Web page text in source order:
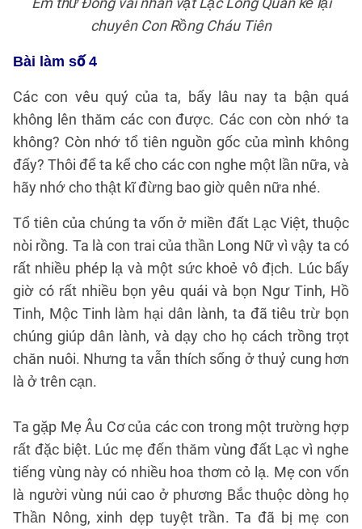
chuyên Con Rồng Cháu Tiên
Bài làm số 4
Các con vêu quý của ta, bấy lâu nay ta bận quá
không lên thăm các con được. Các con còn nhớ ta
không? Còn nhớ tổ tiên nguồn gốc của mình không
đấy? Thôi để ta kể cho các con nghe một lần nữa, và
hãy nhớ cho thật kĩ đừng bao giờ quên nữa nhé.
Tổ tiên của chúng ta vốn ở miền đất Lạc Việt, thuộc
nòi rồng. Ta là con trai của thần Long Nữ vì vậy ta có
rất nhiều phép lạ và một sức khoẻ vô địch. Lúc bấy
giờ có rất nhiều bọn yêu quái và bọn Ngư Tinh, Hồ
Tinh, Mộc Tinh làm hại dân lành, ta đã tiêu trừ bọn
chúng giúp dân lành, và dạy cho họ cách trồng trọt
chăn nuôi. Nhưng ta vẫn thích sống ở thuỷ cung hơn
là ở trên cạn.
Ta gặp Mẹ Âu Cơ của các con trong một trường hợp
rất đặc biệt. Lúc mẹ đến thăm vùng đất Lạc vì nghe
tiếng vùng này có nhiều hoa thơm cỏ lạ. Mẹ con vốn
là người vùng núi cao ở phương Bắc thuộc dòng họ
Thần Nông, xinh dẹp tuyệt trần. Ta đã bị mẹ con